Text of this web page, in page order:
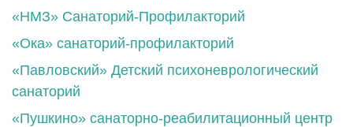
«НМЗ» Санаторий-Профилакторий
«Ока» санаторий-профилакторий
«Павловский» Детский психоневрологический
санаторий
«Пушкино» санаторно-реабилитационный центр